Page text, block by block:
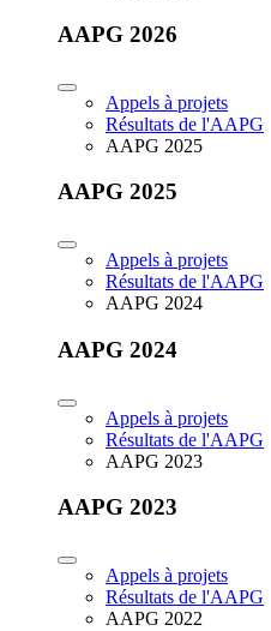
AAPG 2026
Appels à projets
Résultats de l'AAPG
AAPG 2025
AAPG 2025
Appels à projets
Résultats de l'AAPG
AAPG 2024
AAPG 2024
Appels à projets
Résultats de l'AAPG
AAPG 2023
AAPG 2023
Appels à projets
Résultats de l'AAPG
AAPG 2022